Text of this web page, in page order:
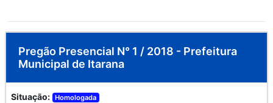
Pregão Presencial N° 1 / 2018 - Prefeitura
Municipal de Itarana
Situação: Homologada